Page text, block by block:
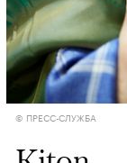
© ПРЕСС-СЛУЖБА